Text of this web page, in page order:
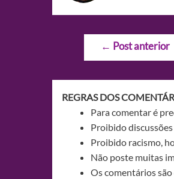
Navegação
← Post anterior
REGRAS DOS
Para comentar é
Proibido
Proibido racismo,
Não poste muitas
Os comentários